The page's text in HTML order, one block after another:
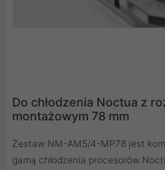
Do chłodzenia Noctua z
montażowym 78 mm
Zestaw NM-AM5/4-MP78 jest
gamą chłodzenia procesorów